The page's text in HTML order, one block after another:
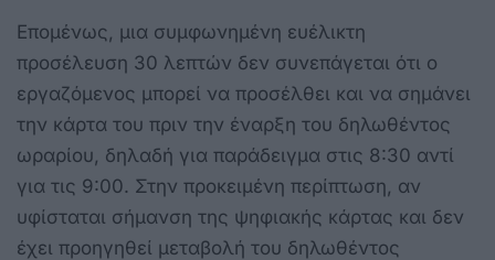
Επομένως, μια συμφωνημένη ευέλικτη
προσέλευση 30 λεπτών δεν συνεπάγεται ότι ο
εργαζόμενος μπορεί να προσέλθει και να σημάνει
την κάρτα του πριν την έναρξη του δηλωθέντος
ωραρίου, δηλαδή για παράδειγμα στις 8:30 αντί
για τις 9:00. Στην προκειμένη περίπτωση, αν
υφίσταται σήμανση της ψηφιακής κάρτας και δεν
έχει προηγηθεί μεταβολή του δηλωθέντος